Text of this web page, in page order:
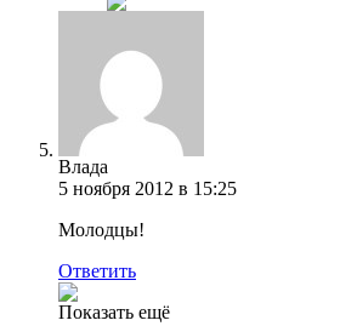
Влада
5 ноября 2012 в 15:25
Молодцы!
Ответить
Показать ещё